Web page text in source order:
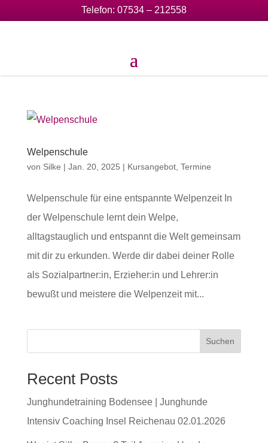
Telefon: 07534 – 212558
Welpenschule
von Silke | Jan. 20, 2025 | Kursangebot, Termine
Welpenschule für eine entspannte Welpenzeit In
der Welpenschule lernt dein Welpe,
alltagstauglich und entspannt die Welt gemeinsam
mit dir zu erkunden. Werde dir dabei deiner Rolle
als Sozialpartner:in, Erzieher:in und Lehrer:in
bewußt und meistere die Welpenzeit mit...
Suchen
Recent Posts
Junghundetraining Bodensee | Junghunde
Intensiv Coaching Insel Reichenau 02.01.2026